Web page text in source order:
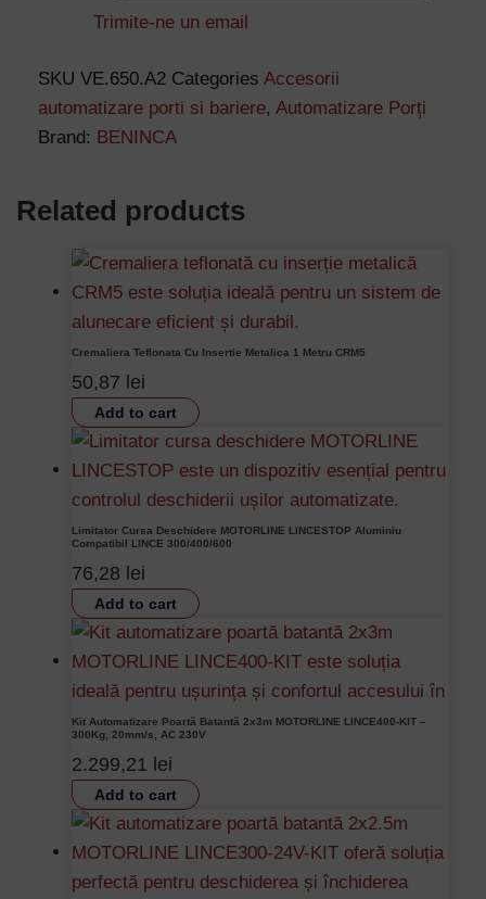
Trimite-ne un email
SKU VE.650.A2 Categories Accesorii
automatizare porti si bariere, Automatizare Porți
Brand: BENINCA
Related products
Cremaliera Teflonata Cu Insertie Metalica 1 Metru CRM5
50,87 lei
Add to cart
Limitator Cursa Deschidere MOTORLINE LINCESTOP Aluminiu
Compatibil LINCE 300/400/600
76,28 lei
Add to cart
Kit Automatizare Poartă Batantă 2x3m MOTORLINE LINCE400-KIT –
300Kg, 20mm/s, AC 230V
2.299,21 lei
Add to cart